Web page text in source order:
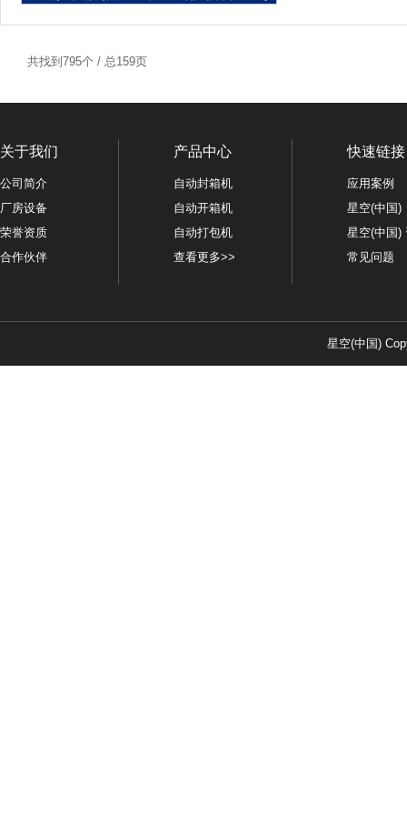
共找到795个 / 总159页
关于我们
公司简介
厂房设备
荣誉资质
合作伙伴
产品中心
自动封箱机
自动开箱机
自动打包机
查看更多>>
快速链接
应用案例
星空(中国)
星空(中国)
常见问题
星空(中国)